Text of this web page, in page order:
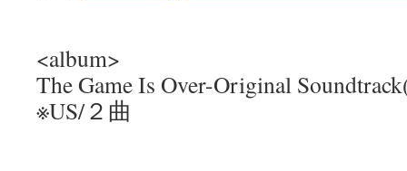
<album>
The Game Is Over-Original
※US/２曲